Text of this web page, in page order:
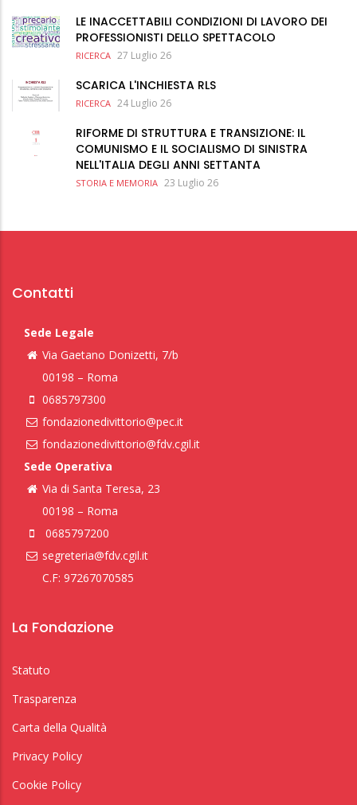
LE INACCETTABILI CONDIZIONI DI LAVORO DEI
PROFESSIONISTI DELLO SPETTACOLO
RICERCA 27 Luglio 26
SCARICA L'INCHIESTA RLS
RICERCA 24 Luglio 26
RIFORME DI STRUTTURA E TRANSIZIONE: IL
COMUNISMO E IL SOCIALISMO DI SINISTRA
NELL'ITALIA DEGLI ANNI SETTANTA
STORIA E MEMORIA 23 Luglio 26
Contatti
Sede Legale
Via Gaetano Donizetti, 7/b
00198 – Roma
0685797300
fondazionedivittorio@pec.it
fondazionedivittorio@fdv.cgil.it
Sede Operativa
Via di Santa Teresa, 23
00198 – Roma
0685797200
segreteria@fdv.cgil.it
C.F: 97267070585
La Fondazione
Statuto
Trasparenza
Carta della Qualità
Privacy Policy
Cookie Policy